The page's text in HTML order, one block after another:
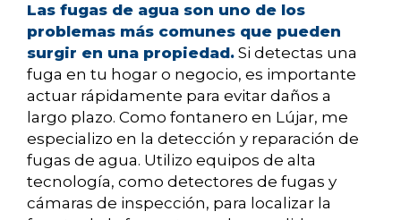
Las fugas de agua son uno de los
problemas más comunes que pueden
surgir en una propiedad. Si detectas una
fuga en tu hogar o negocio, es importante
actuar rápidamente para evitar daños a
largo plazo. Como fontanero en Lújar, me
especializo en la detección y reparación de
fugas de agua. Utilizo equipos de alta
tecnología, como detectores de fugas y
cámaras de inspección, para localizar la